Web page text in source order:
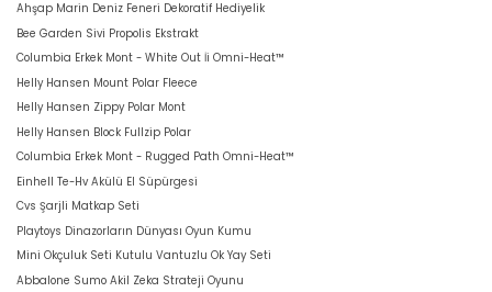
Ahşap Marin Deniz Feneri Dekoratif Hediyelik
Bee Garden Sivi Propolis Ekstrakt
Columbia Erkek Mont - White Out İi Omni-Heat™
Helly Hansen Mount Polar Fleece
Helly Hansen Zippy Polar Mont
Helly Hansen Block Fullzip Polar
Columbia Erkek Mont - Rugged Path Omni-Heat™
Einhell Te-Hv Akülü El Süpürgesi
Cvs Şarjli Matkap Seti
Playtoys Dinazorların Dünyası Oyun Kumu
Mini Okçuluk Seti Kutulu Vantuzlu Ok Yay Seti
Abbalone Sumo Akil Zeka Strateji Oyunu